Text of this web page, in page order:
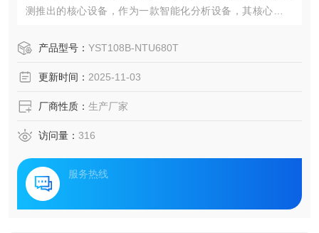
测推出的核心设备，作为一款智能化分析设备，其核心作用
续、可靠的数据支撑，广泛适配各类水处理及水质监测场
产品型号： YST108B-NTU680T
更新时间： 2025-11-03
厂商性质： 生产厂家
访问量： 316
服务热线